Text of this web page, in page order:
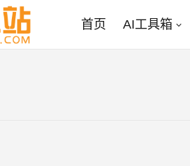
首页 AI工具箱